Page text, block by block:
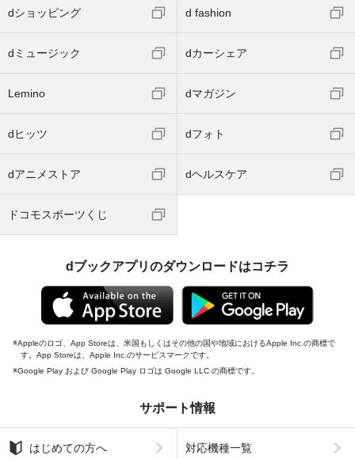
dショッピング d fashion
dミュージック dカーシェア
Lemino dマガジン
dヒッツ dフォト
dアニメストア dヘルスケア
ドコモスポーツくじ
dブックアプリのダウンロードはコチラ
Appleのロゴ、App Storeは、米国もしくはその他の国や地域におけるApple Inc.の商標で
す。App Storeは、Apple Inc.のサービスマークです。
Google Play および Google Play ロゴは Google LLC の商標です。
サポート情報
はじめての方へ 対応機種一覧